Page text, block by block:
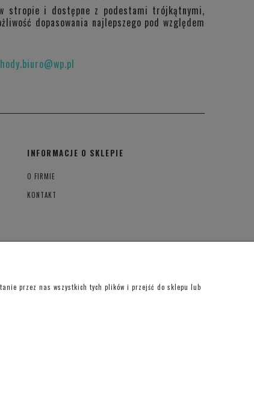
stropie i dostępne z podestami trójkątnymi,
dopasowania najlepszego pod względem
INFORMACJE O SKLEPIE
O FIRMIE
KONTAKT
przez nas wszystkich tych plików i przejść do sklepu lub